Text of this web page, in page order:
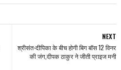
NEXT
श्रीसंत-दीपिका के बीच होगी बिग बॉस 12 विनर
की जंग,दीपक ठाकुर ने जीती प्राइज मनी